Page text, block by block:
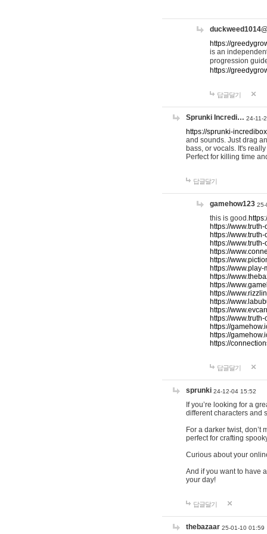
https://
is an
progression
https://
답글달기
Sprunki Incredi… 24-11-
https://sprunki-
and sounds. Just drag
bass, or vocals. It's
Perfect for killing time
답글달기
gamehow123 25-
this is good.
https://
https://
https://
https://
https://
https://
https://
https://
https://
https://
https://
https://
https://
https://
https://
답글달기
sprunki 24-12-04 15:52
If you’re looking for a
different characters and
For a darker twist, don’t
perfect for crafting
Curious about your
And if you want to have
your day!
답글달기
thebazaar 25-01-10 01:59